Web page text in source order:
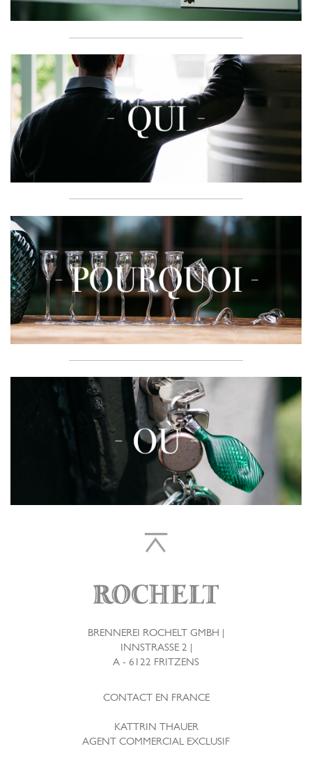
BRENNEREI ROCHELT GMBH |
INNSTRASSE 2 |
A - 6122 FRITZENS
CONTACT EN FRANCE
KATTRIN THAUER
AGENT COMMERCIAL EXCLUSIF